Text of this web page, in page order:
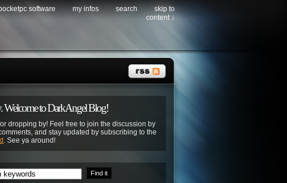
software my infos search
skip to
content ↓
Welcome to DarkAngel Blog!
dropping by! Feel free to join the discussion by
and stay updated by subscribing to the
. See ya around!